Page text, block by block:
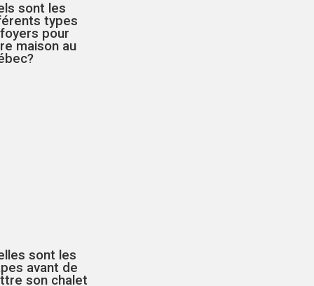
sont les
types
pour
maison au
sont les
avant de
son chalet